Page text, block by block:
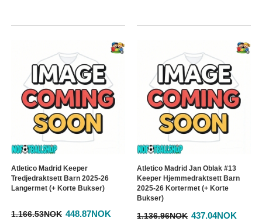
Atletico Madrid Keeper
Tredjedraktsett Barn 2025-26
Langermet (+ Korte Bukser)
1.166.53NOK 448.87NOK
Atletico Madrid Jan Oblak #13
Keeper Hjemmedraktsett Barn
2025-26 Kortermet (+ Korte
Bukser)
1.136.96NOK 437.04NOK